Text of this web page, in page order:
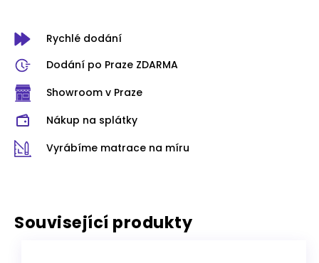
Rychlé dodání
Dodání po Praze ZDARMA
Showroom v Praze
Nákup na splátky
Vyrábíme matrace na míru
Související produkty